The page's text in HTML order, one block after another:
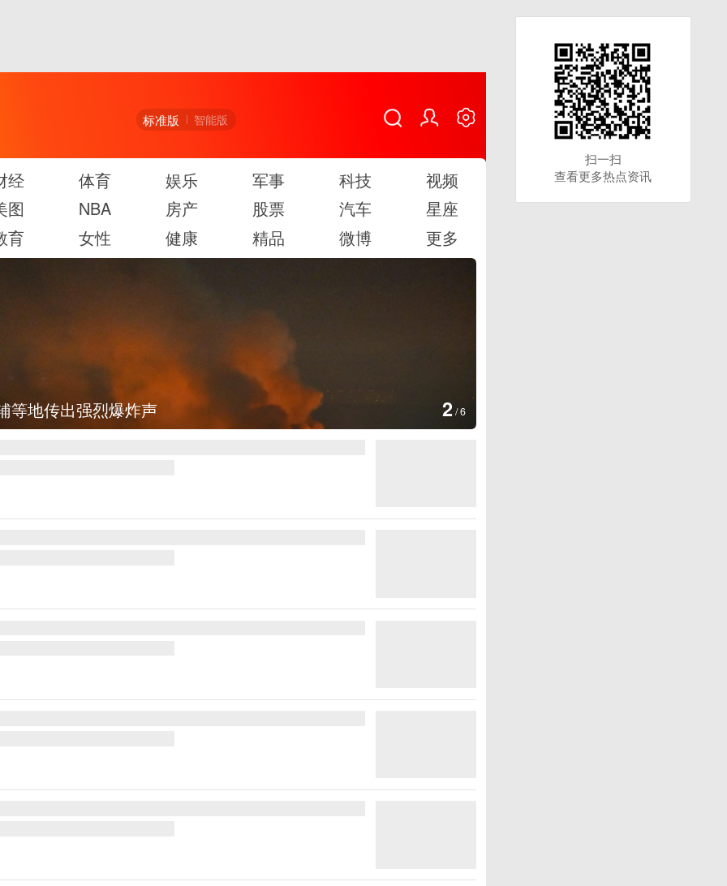
标准版 智能版
经 体育 娱乐 军事 科技
视频
图
NBA 房产 股票 汽车
星座
育
女性 健康 精品 微博 更多
等地传出强烈爆炸声 2 /6
扫一扫
查看更多热点资讯
扫一扫
查看更多热点资讯